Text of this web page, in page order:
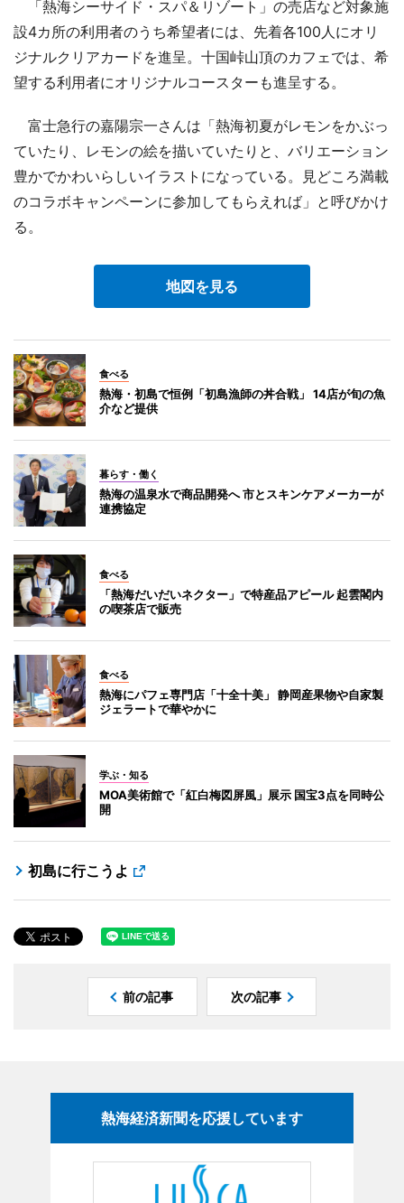
「熱海シーサイド・スパ＆リゾート」の売店など対象施
設4カ所の利用者のうち希望者には、先着各100人にオリ
ジナルクリアカードを進呈。十国峠山頂のカフェでは、希
望する利用者にオリジナルコースターも進呈する。
富士急行の嘉陽宗一さんは「熱海初夏がレモンをかぶっ
ていたり、レモンの絵を描いていたりと、バリエーション
豊かでかわいらしいイラストになっている。見どころ満載
のコラボキャンペーンに参加してもらえれば」と呼びかけ
る。
地図を見る
食べる
熱海・初島で恒例「初島漁師の丼合戦」 14店が旬の魚
介など提供
暮らす・働く
熱海の温泉水で商品開発へ 市とスキンケアメーカーが
連携協定
食べる
「熱海だいだいネクター」で特産品アピール 起雲閣内
の喫茶店で販売
食べる
熱海にパフェ専門店「十全十美」 静岡産果物や自家製
ジェラートで華やかに
学ぶ・知る
MOA美術館で「紅白梅図屏風」展示 国宝3点を同時公
開
初島に行こうよ
前の記事 次の記事
熱海経済新聞を応援しています